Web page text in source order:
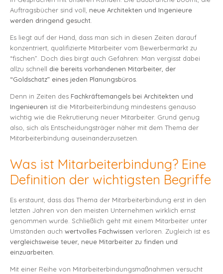
Auftragsbücher sind voll, neue Architekten und Ingenieure
werden dringend gesucht
Es liegt auf der Hand, dass man sich in diesen Zeiten darauf
konzentriert, qualifizierte Mitarbeiter vom Bewerbermarkt zu
“fischen”. Doch dies birgt auch Gefahren: Man vergisst dabei
allzu schnell die bereits vorhandenen Mitarbeiter, der
“Goldschatz” eines jeden Planungsbüros.
Denn in Zeiten des Fachkräftemangels bei Architekten und
Ingenieuren ist die Mitarbeiterbindung mindestens genauso
wichtig wie die Rekrutierung neuer Mitarbeiter. Grund genug
also, sich als Entscheidungsträger näher mit dem Thema der
Mitarbeiterbindung auseinanderzusetzen.
Was ist Mitarbeiterbindung? Eine
Definition der wichtigsten Begriffe
Es erstaunt, dass das Thema der Mitarbeiterbindung erst in den
letzten Jahren von den meisten Unternehmen wirklich ernst
genommen wurde. Schließlich geht mit einem Mitarbeiter unter
Umständen auch wertvolles Fachwissen verloren. Zugleich ist es
vergleichsweise teuer, neue Mitarbeiter zu finden und
einzuarbeiten.
Mit einer Reihe von Mitarbeiterbindungsmaßnahmen versucht